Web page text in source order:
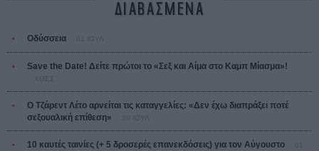
ΔΙΑΒΑΣΜΕΝΑ
Οδύσσεια
Save the Date! Δείτε πρώτοι το «Σεξ και Αίμα στο Καμπ Μίασμα»!
ΧΘΕΣ
Ο Τζάρεντ Λέτο αρνείται τις καταγγελίες: «Δεν έχω διαπράξει ποτέ
σεξουαλική επίθεση»
10 καυτές ταινίες (+ 5 δροσερές επανεκδόσεις) για τον Αύγουστο